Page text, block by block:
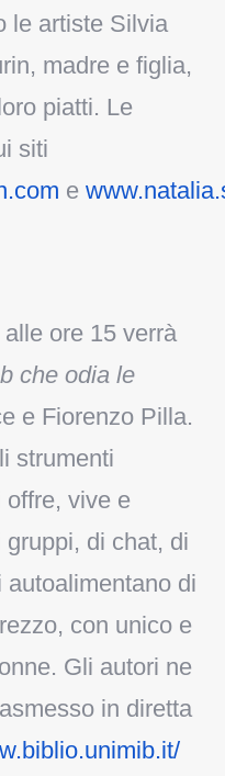
le artiste Silvia
madre e figlia,
piatti. Le
siti
e
ore 15 verrà
che odia le
e Fiorenzo Pilla.
strumenti
offre, vive e
di chat, di
di
con unico e
Gli autori ne
in diretta